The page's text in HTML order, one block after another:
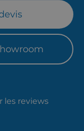
les reviews